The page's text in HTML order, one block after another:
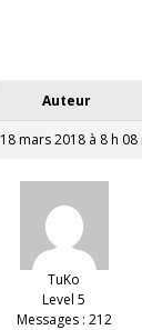
Auteur
18 mars 2018 à 8 h 08
TuKo
Level 5
Messages : 212